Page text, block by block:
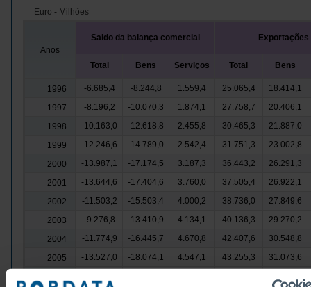
Euro - Milhões
Anos
Saldo da balança comercial Exportações
Total Bens Serviços Total Bens
1996 -6.685,4 -8.244,8 1.559,4 25.065,4
18.414,1
1997
-8.196,2 -10.070,3 1.874,1 27.758,7
20.406,1
1998
-10.163,0 -12.618,8 2.455,8 30.465,3
21.887,0
1999
-12.246,6 -14.789,0 2.542,4 31.751,3
23.002,8
2000
-13.987,1 -17.174,5 3.187,3 36.443,2
26.291,3
2001
-13.644,6 -17.404,6 3.760,0 37.505,4
26.922,1
2002
-11.503,2 -15.503,4 4.000,2 38.736,0
27.849,6
2003
-9.276,8 -13.410,9 4.134,1 40.136,3
29.270,2
2004
-11.774,9 -16.445,7 4.670,8 42.407,6
30.548,8
2005
-13.527,0 -18.074,1 4.547,1 43.255,3
31.073,6